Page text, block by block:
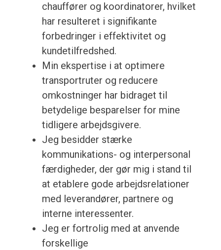
chauffører og koordinatorer, hvilket
har resulteret i signifikante
forbedringer i effektivitet og
kundetilfredshed.
Min ekspertise i at optimere
transportruter og reducere
omkostninger har bidraget til
betydelige besparelser for mine
tidligere arbejdsgivere.
Jeg besidder stærke
kommunikations- og interpersonal
færdigheder, der gør mig i stand til
at etablere gode arbejdsrelationer
med leverandører, partnere og
interne interessenter.
Jeg er fortrolig med at anvende
forskellige